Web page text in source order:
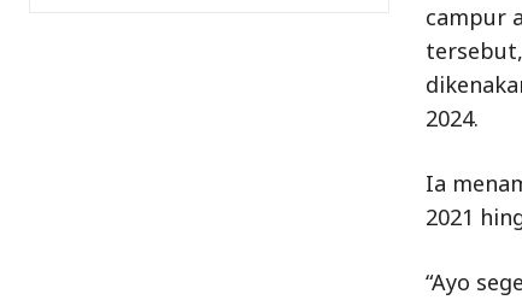
campur
2024.
Ia
2021
“Ayo